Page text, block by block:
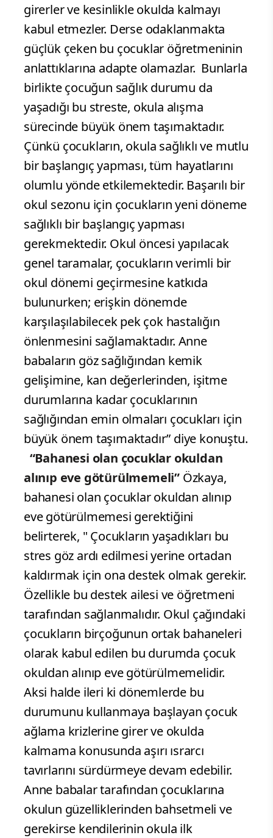
girerler ve kesinlikle okulda kalmayı
kabul etmezler. Derse odaklanmakta
güçlük çeken bu çocuklar öğretmeninin
anlattıklarına adapte olamazlar. Bunlarla
birlikte çocuğun sağlık durumu da
yaşadığı bu streste, okula alışma
sürecinde büyük önem taşımaktadır.
Çünkü çocukların, okula sağlıklı ve mutlu
bir başlangıç yapması, tüm hayatlarını
olumlu yönde etkilemektedir. Başarılı bir
okul sezonu için çocukların yeni döneme
sağlıklı bir başlangıç yapması
gerekmektedir. Okul öncesi yapılacak
genel taramalar, çocukların verimli bir
okul dönemi geçirmesine katkıda
bulunurken; erişkin dönemde
karşılaşılabilecek pek çok hastalığın
önlenmesini sağlamaktadır. Anne
babaların göz sağlığından kemik
gelişimine, kan değerlerinden, işitme
durumlarına kadar çocuklarının
sağlığından emin olmaları çocukları için
büyük önem taşımaktadır” diye konuştu.
“Bahanesi olan çocuklar okuldan
alınıp eve götürülmemeli” Özkaya,
bahanesi olan çocuklar okuldan alınıp
eve götürülmemesi gerektiğini
belirterek, " Çocukların yaşadıkları bu
stres göz ardı edilmesi yerine ortadan
kaldırmak için ona destek olmak gerekir.
Özellikle bu destek ailesi ve öğretmeni
tarafından sağlanmalıdır. Okul çağındaki
çocukların birçoğunun ortak bahaneleri
olarak kabul edilen bu durumda çocuk
okuldan alınıp eve götürülmemelidir.
Aksi halde ileri ki dönemlerde bu
durumunu kullanmaya başlayan çocuk
ağlama krizlerine girer ve okulda
kalmama konusunda aşırı ısrarcı
tavırlarını sürdürmeye devam edebilir.
Anne babalar tarafından çocuklarına
okulun güzelliklerinden bahsetmeli ve
gerekirse kendilerinin okula ilk